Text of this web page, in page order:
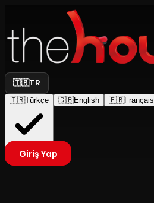
🇹🇷TR
🇹🇷Türkçe 🇬🇧English 🇫🇷Français
Giriş Yap